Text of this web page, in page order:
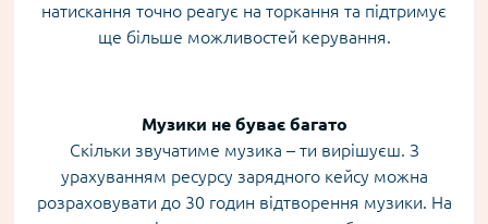
натискання точно реагує на торкання та підтримує
ще більше можливостей керування.
Музики не буває багато
Скільки звучатиме музика – ти вирішуєш. З
урахуванням ресурсу зарядного кейсу можна
розраховувати до 30 годин відтворення музики. На